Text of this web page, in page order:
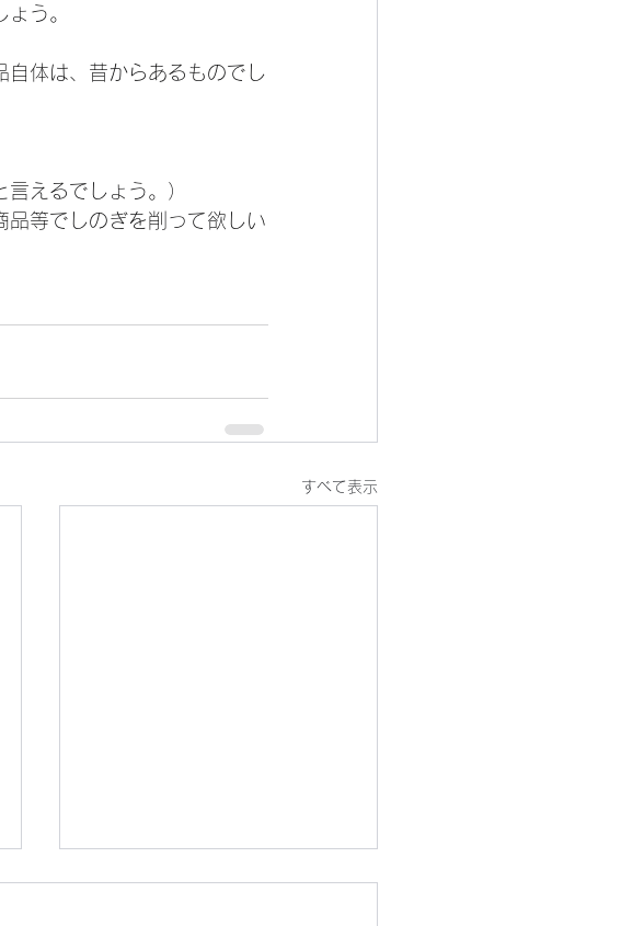
う。
自体は、昔からあるものでし
えるでしょう。）
品等でしのぎを削って欲しい
すべて表示